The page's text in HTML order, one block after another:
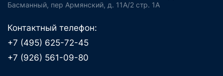
Басманный, пер Армянский, д. 11А/2 стр. 1А
Контактный телефон:
+7 (495) 625-72-45
+7 (926) 561-09-80